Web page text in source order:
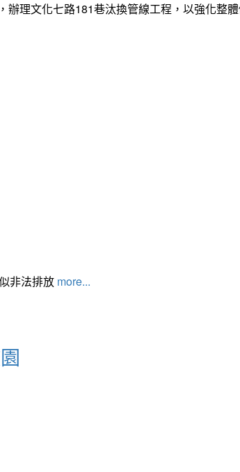
理文化七路181巷汰換管線工程，以強化整
非法排放 more...